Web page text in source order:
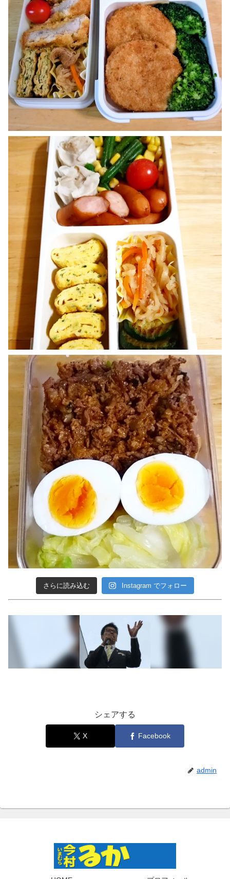
さらに読み込む Instagram でフォロー
シェアする
X Facebook
admin